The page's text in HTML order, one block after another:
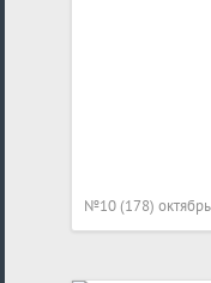
№10 (178)